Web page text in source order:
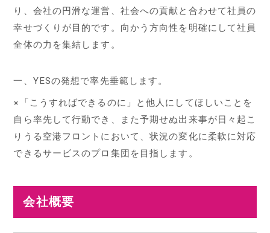
り、会社の円滑な運営、社会への貢献と合わせて社員の
幸せづくりが目的です。向かう方向性を明確にして社員
全体の力を集結します。
一、YESの発想で率先垂範します。
※「こうすればできるのに」と他人にしてほしいことを
自ら率先して行動でき、また予期せぬ出来事が日々起こ
りうる空港フロントにおいて、状況の変化に柔軟に対応
できるサービスのプロ集団を目指します。
会社概要